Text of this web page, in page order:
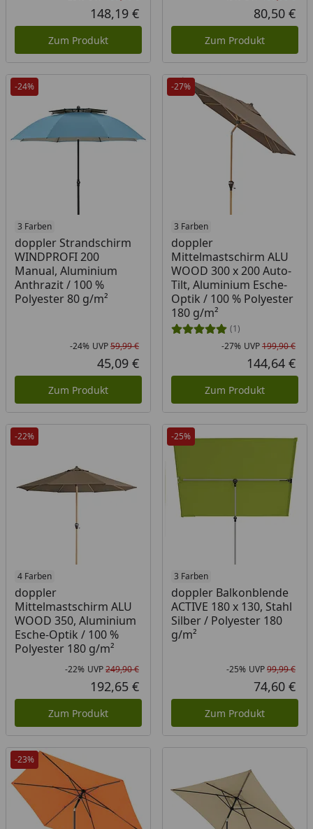
Rabatt in Prozent
Ursprünglicher Preis
Aktueller Preis
148,19 €
Zum Produkt
80,50 €
Zum Produkt
-24%
3 Farben
doppler Strandschirm
WINDPROFI 200
Manual, Aluminium
Anthrazit / 100 %
Polyester 80 g/m²
Rabatt in Prozent
-24%
Ursprünglicher Preis
UVP59,99 €
Aktueller Preis
45,09 €
Zum Produkt
-27%
3 Farben
doppler
Mittelmastschirm ALU
WOOD 300 x 200 Auto-
Tilt, Aluminium Esche-
Optik / 100 % Polyester
180 g/m²
(1)
-27% UVP199,90 €
144,64 €
Zum Produkt
-22%
4 Farben
doppler
Mittelmastschirm ALU
WOOD 350, Aluminium
Esche-Optik / 100 %
Polyester 180 g/m²
Rabatt in Prozent
-22%
Ursprünglicher Preis
UVP249,90 €
Aktueller Preis
192,65 €
Zum Produkt
-25%
3 Farben
doppler Balkonblende
ACTIVE 180 x 130, Stahl
Silber / Polyester 180
g/m²
-25% UVP99,99 €
74,60 €
Zum Produkt
-23%